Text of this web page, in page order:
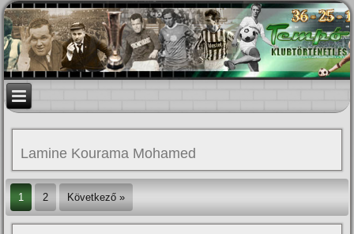
Lamine Kourama Mohamed
1 2 Következő »